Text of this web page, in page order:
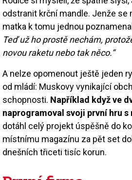
odstranit krční mandle. Jenže se
matka k tomu jednou
Teď už ho prostě nechám,
novou raketu nebo tak něco.“
A nelze opomenout ještě jeden
od mládí: Muskovy vynikající
schopnosti. Například když ve
naprogramoval svoji první hru s
dotáhl celý projekt úspěšně do
místnímu magazínu za pět set
dnešních třiceti tisíc korun.